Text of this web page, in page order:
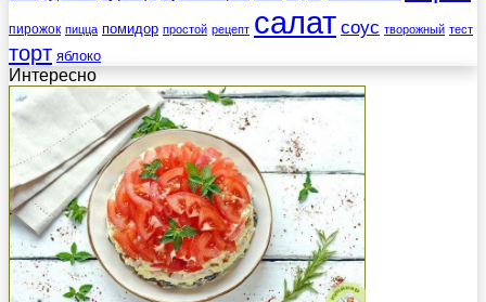
пирожок пицца помидор простой рецепт салат соус творожный тест
торт яблоко
Интересно